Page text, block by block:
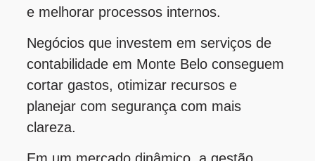
e melhorar processos internos.
Negócios que investem em serviços de
contabilidade em Monte Belo conseguem
cortar gastos, otimizar recursos e
planejar com segurança com mais
clareza.